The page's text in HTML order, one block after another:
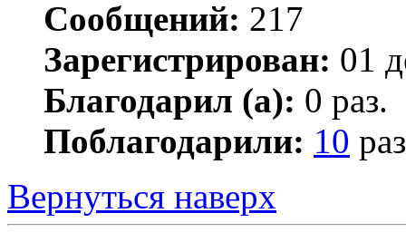
Сообщений: 217
Зарегистрирован: 01
Благодарил (а): 0 раз.
Поблагодарили: 10
Вернуться наверх